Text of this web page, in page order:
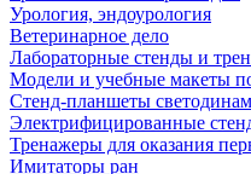
Урология, эндоурология
Ветеринарное дело
Лабораторные стенды и
Модели и учебные макеты
Стенд-планшеты
Электрифицированные
Тренажеры для оказания
Имитаторы ран